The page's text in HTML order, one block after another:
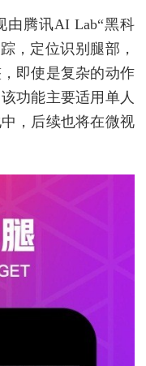
由腾讯AI Lab“黑科
，定位识别腿部，
即使是复杂的动作
功能主要适用单人
，后续也将在微视